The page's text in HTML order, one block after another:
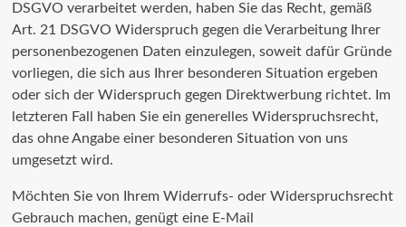
DSGVO verarbeitet werden, haben Sie das Recht, gemäß
Art. 21 DSGVO Widerspruch gegen die Verarbeitung Ihrer
personenbezogenen Daten einzulegen, soweit dafür Gründe
vorliegen, die sich aus Ihrer besonderen Situation ergeben
oder sich der Widerspruch gegen Direktwerbung richtet. Im
letzteren Fall haben Sie ein generelles Widerspruchsrecht,
das ohne Angabe einer besonderen Situation von uns
umgesetzt wird.
Möchten Sie von Ihrem Widerrufs- oder Widerspruchsrecht
Gebrauch machen, genügt eine E-Mail